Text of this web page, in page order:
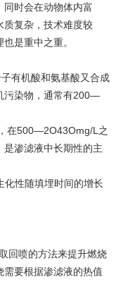
时会在动物体内富
质复杂，技术难度较
是重中之重。
有机酸和氨基酸又合成
污染物，通常有200—
在500—2O43Omg/L之
渗滤液中长期性的主
性随填埋时间的增长
回喷的方法来提升燃烧
要根据渗滤液的热值